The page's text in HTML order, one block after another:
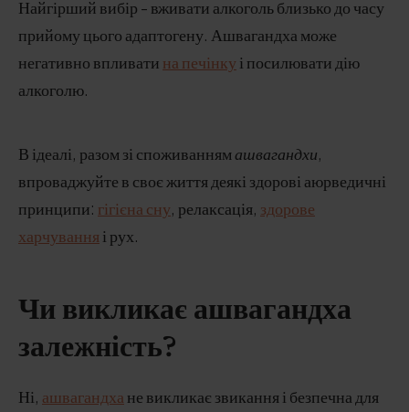
Найгірший вибір - вживати алкоголь близько до часу
прийому цього адаптогену. Ашвагандха може
негативно впливати на печінку і посилювати дію
алкоголю.
В ідеалі, разом зі споживаннямашвагандхи,
впроваджуйте в своє життя деякі здорові аюрведичні
принципи: гігієна сну, релаксація, здорове
харчування і рух.
Чи викликає ашвагандха
залежність?
Ні, ашвагандха не викликає звикання і безпечна для